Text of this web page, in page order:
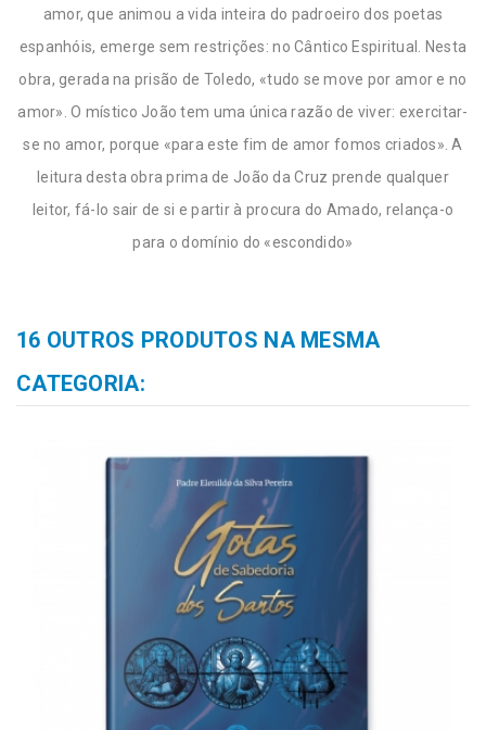
amor, que animou a vida inteira do padroeiro dos poetas
espanhóis, emerge sem restrições: no Cântico Espiritual. Nesta
obra, gerada na prisão de Toledo, «tudo se move por amor e no
amor». O místico João tem uma única razão de viver: exercitar-
se no amor, porque «para este fim de amor fomos criados». A
leitura desta obra prima de João da Cruz prende qualquer
leitor, fá-lo sair de si e partir à procura do Amado, relança-o
para o domínio do «escondido»
16 OUTROS PRODUTOS NA MESMA
CATEGORIA: